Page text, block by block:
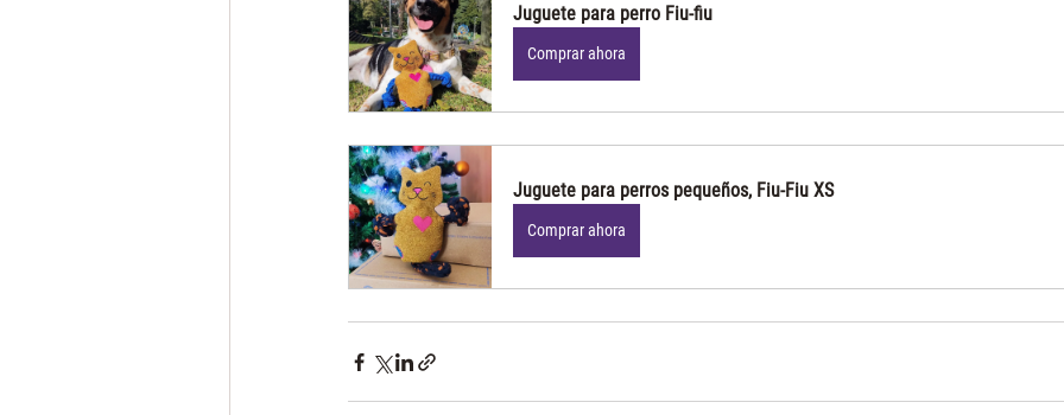
Juguete para perro Fiu-fiu
Comprar ahora
Juguete para perros pequeños, Fiu-Fiu XS
Comprar ahora